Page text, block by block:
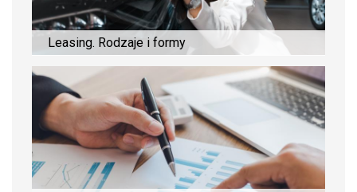
Leasing. Rodzaje i formy